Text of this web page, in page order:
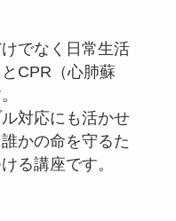
でなく日常生活
CPR（心肺蘇
対応にも活かせ
かの命を守るた
る講座です。